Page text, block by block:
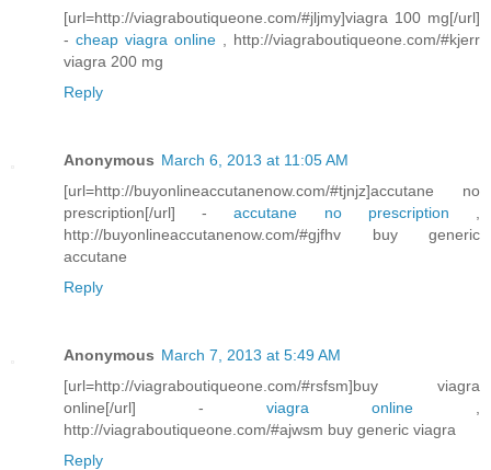
[url=http://viagraboutiqueone.com/#jljmy]viagra 100 mg[/url]
- cheap viagra online , http://viagraboutiqueone.com/#kjerr
viagra 200 mg
Reply
Anonymous March 6, 2013 at 11:05 AM
[url=http://buyonlineaccutanenow.com/#tjnjz]accutane no
prescription[/url] -accutane no prescription
http://buyonlineaccutanenow.com/#gjfhv buy generic
accutane
Reply
Anonymous March 7, 2013 at 5:49 AM
[url=http://viagraboutiqueone.com/#rsfsm]buy viagra
online[/url] - viagra online
http://viagraboutiqueone.com/#ajwsm buy generic viagra
Reply